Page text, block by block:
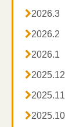
2026.3
2026.2
2026.1
2025.12
2025.11
2025.10